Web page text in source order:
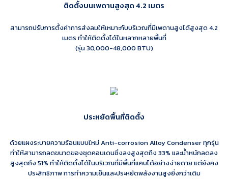
ติดตั้งบนเพดานสูงสุด 4.2 เมตร
สามารถปรับการตั้งค่าการส่งลมให้เหมาะกับบริเวณที่มีเพดานสูงได้สูงสุด 4.2
เมตร ทำให้ติดตั้งได้ในหลากหลายพื้นที่
(รุ่น 30,000-48,000 BTU)
ประหยัดพื้นที่ติดตั้ง
ด้วยแผงระบายความร้อนแบบใหม่ Anti-corrosion Alloy Condenser ทุกรุ่น
ทำให้สามารถลดขนาดของชุดคอนเดนซิ่งลงสูงสุดถึง 33% และน้ำหนักลดลง
สูงสุดถึง 51% ทำให้ติดตั้งได้ในบริเวณที่มีพื้นที่แคบได้อย่างง่ายดาย แต่ยังคง
ประสิทธิภาพ การทำความเย็นและประหยัดพลังงานสูงยิ่งกว่าเดิม